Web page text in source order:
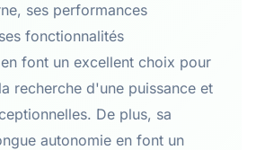
ses performances
fonctionnalités
font un excellent choix pour
recherche d'une puissance et
De plus, sa
autonomie en font un